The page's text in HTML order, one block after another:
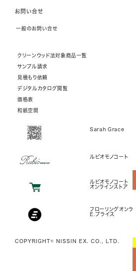
お問い合せ
一般のお問い合せ
クリーンウッド法対象商品一覧
サンプル請求
見積もり依頼
デジタルカタログ閲覧
価格表
和紙空間
Sarah Grace
ルビオモノコート
ルビオモノコート
オンラインストア
フローリングオンラ
E.プライス
COPYRIGHT© NISSIN EX. CO., LTD.